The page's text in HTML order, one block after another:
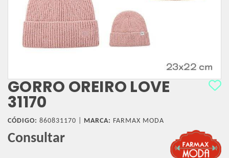
GORRO OREIRO LOVE
31170
CÓDIGO: 860831170 | MARCA: FARMAX MODA
Consultar